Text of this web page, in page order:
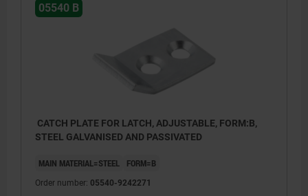
05540 B
CATCH PLATE FOR LATCH, ADJUSTABLE, FORM:B,
STEEL GALVANISED AND PASSIVATED
MAIN MATERIAL=STEEL FORM=B
Order number: 05540-9242271